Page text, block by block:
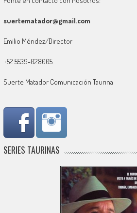
suertematador@gmail.com
Emilio Méndez/Director
+52 5539-028005
Suerte Matador Comunicación Taurina
SERIES TAURINAS